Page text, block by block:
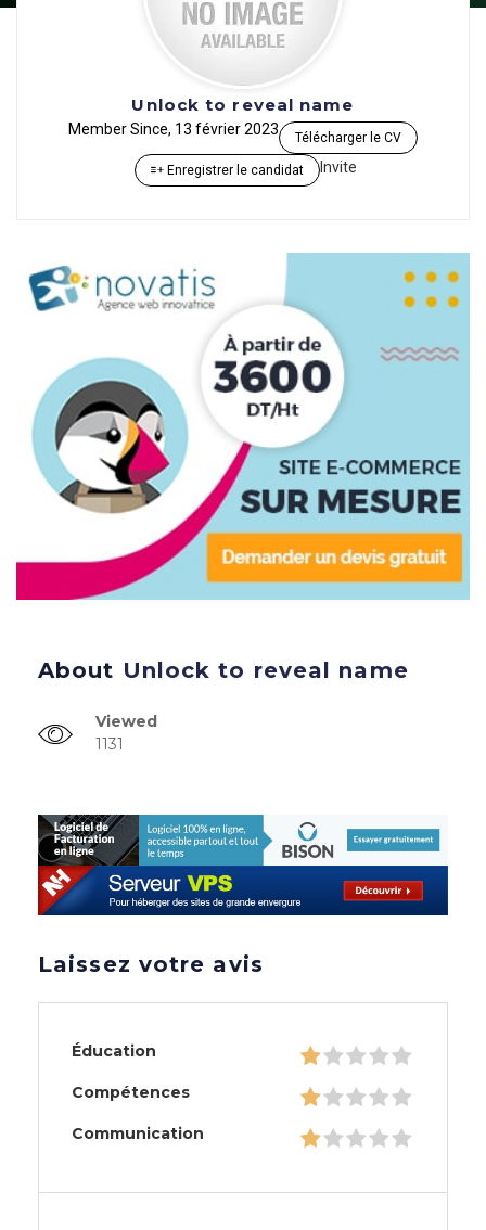
Unlock to reveal name
Member Since, 13 février 2023 Télécharger le CV
Enregistrer le candidat Invite
About Unlock to reveal name
Viewed
1131
Laissez votre avis
Éducation
Compétences
Communication